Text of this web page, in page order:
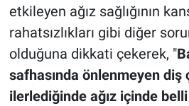
etkileyen ağız sağlığının
rahatsızlıkları gibi diğer
olduğuna dikkati çekerek, "
safhasında önlenmeyen diş
ilerlediğinde ağız içinde